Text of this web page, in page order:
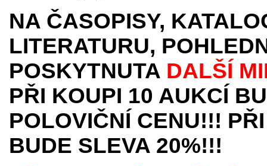
NA ČASOPISY,
LITERATURU,
POSKYTNUTA DALŠÍ
PŘI KOUPI 10 AUKCÍ
POLOVIČNÍ CENU!!!
BUDE SLEVA 20%!!!